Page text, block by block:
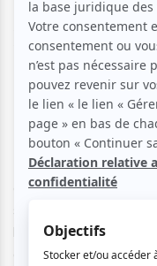
Soyez les premiers
pour El Motor - MTL
MTL BBQ présente
El Motorc\'est un rock
aux ambiances
l\'esprit new wave
de certaine